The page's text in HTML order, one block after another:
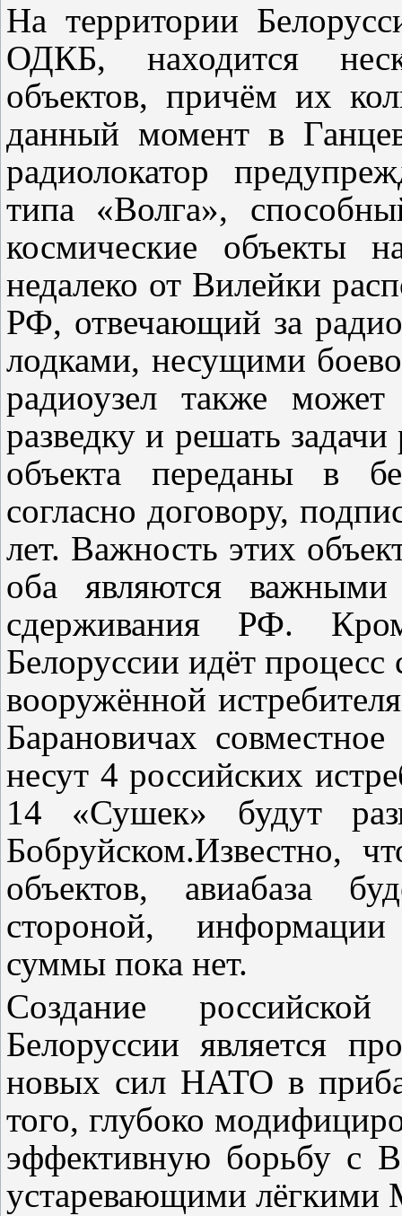
На территории
ОДКБ, находится
объектов, причём их
данный момент в
радиолокатор
типа «Волга»,
космические объекты
недалеко от Вилейки
РФ, отвечающий за
лодками, несущими
радиоузел также может
разведку и решать
объекта переданы в
согласно договору,
лет. Важность этих
оба являются важными
сдерживания РФ.
Белоруссии идёт процесс
вооружённой
Барановичах
несут 4 российских
14 «Сушек» будут
Бобруйском.Известно,
объектов, авиабаза
стороной,
суммы пока нет.
Создание
Белоруссии является
новых сил НАТО в
того, глубоко
эффективную борьбу с
устаревающими